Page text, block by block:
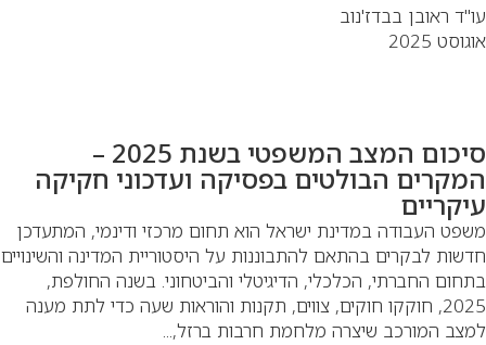
ראובן בבדז'נוב
2025
סיכום המצב המשפטי בשנת 2025 –
הבולטים בפסיקה ועדכוני חקיקה
העבודה במדינת ישראל הוא תחום מרכזי ודינמי, המתעדכן
לבקרים בהתאם להתבוננות על היסטוריית המדינה והשינויים
החברתי, הכלכלי, הדיגיטלי והביטחוני. בשנה החולפת,
2025, חוקקו חוקים, צווים, תקנות והוראות שעה כדי לתת מענה
המורכב שיצרה מלחמת חרבות ברזל,...